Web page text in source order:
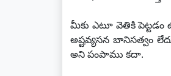
మీకు ఎటూ వెతికి
అష్టవ్యసన బానిసత్వం
అని పంపాము కదా.